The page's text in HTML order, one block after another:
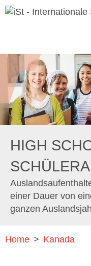
HIGH
einer Dauer von
ganzen
Home > Kanada